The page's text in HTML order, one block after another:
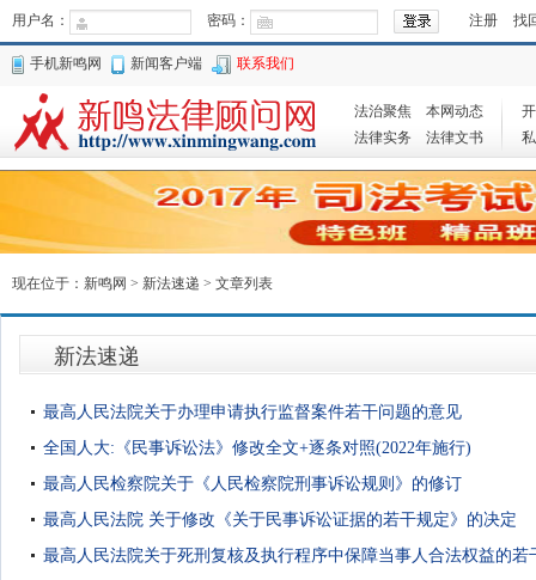
用户名： 密码： 注册 找
手机新鸣网 新闻客户端 联系我们
法治聚焦
本网动态
法律实务
法律文书
现在位于： 新鸣网 > 新法速递 > 文章列表
新法速递
最高人民法院关于办理申请执行监督案件若干问题的意见
全国人大:《民事诉讼法》修改全文+逐条对照(2022年施行)
最高人民检察院关于《人民检察院刑事诉讼规则》的修订
最高人民法院 关于修改《关于民事诉讼证据的若干规定》的决定
最高人民法院关于死刑复核及执行程序中保障当事人合法权益的若